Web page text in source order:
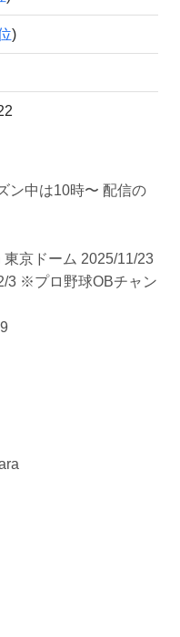
)
ン中は10時〜 配信の
京ドーム 2025/11/23
3 ※プロ野球OBチャン